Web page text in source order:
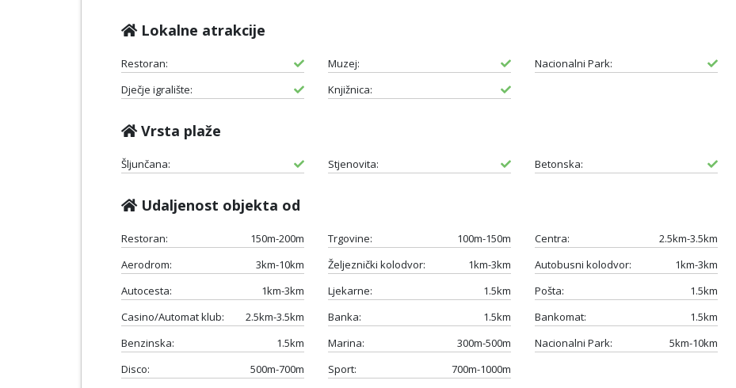
Lokalne atrakcije
Restoran: Muzej:
Nacionalni Park:
Dječje igralište:
Knjižnica:
Vrsta plaže
Šljunčana: Stjenovita: Betonska:
Udaljenost objekta od
Restoran: 150m-200m Trgovine: 100m-150m Centra:
2.5km-3.5km
Aerodrom:
3km-10km Željeznički kolodvor: 1km-3km Autobusni kolodvor:
1km-3km
Autocesta:
1km-3km Ljekarne: 1.5km Pošta:
1.5km
Casino/Automat klub:
2.5km-3.5km Banka: 1.5km Bankomat:
1.5km
Benzinska:
1.5km Marina: 300m-500m Nacionalni Park:
5km-10km
Disco:
500m-700m Sport: 700m-1000m